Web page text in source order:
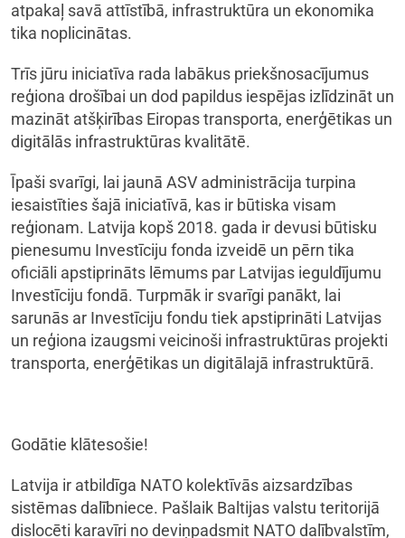
atpakaļ savā attīstībā, infrastruktūra un ekonomika
tika noplicinātas.
Trīs jūru iniciatīva rada labākus priekšnosacījumus
reģiona drošībai un dod papildus iespējas izlīdzināt un
mazināt atšķirības Eiropas transporta, enerģētikas un
digitālās infrastruktūras kvalitātē.
Īpaši svarīgi, lai jaunā ASV administrācija turpina
iesaistīties šajā iniciatīvā, kas ir būtiska visam
reģionam. Latvija kopš 2018. gada ir devusi būtisku
pienesumu Investīciju fonda izveidē un pērn tika
oficiāli apstiprināts lēmums par Latvijas ieguldījumu
Investīciju fondā. Turpmāk ir svarīgi panākt, lai
sarunās ar Investīciju fondu tiek apstiprināti Latvijas
un reģiona izaugsmi veicinoši infrastruktūras projekti
transporta, enerģētikas un digitālajā infrastruktūrā.
Godātie klātesošie!
Latvija ir atbildīga NATO kolektīvās aizsardzības
sistēmas dalībniece. Pašlaik Baltijas valstu teritorijā
dislocēti karavīri no deviņpadsmit NATO dalībvalstīm,